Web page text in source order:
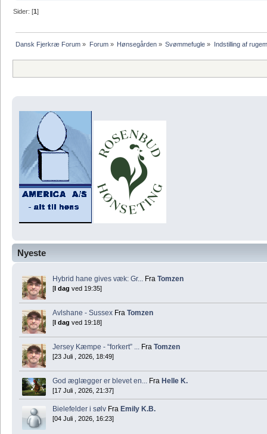
Nyeste
Hybrid hane gives væk: Gr... Fra Tomzen
[ I dag ved 19:35]
Avlshane - Sussex Fra Tomzen
[ I dag ved 19:18]
Jersey Kæmpe - “forkert” ... Fra Tomzen
[23 Juli , 2026, 18:49]
God æglægger er blevet en... Fra Helle K.
[17 Juli , 2026, 21:37]
Bielefelder i sølv Fra Emily K.B.
[04 Juli , 2026, 16:23]
Sider: [1]
Dansk Fjerkræ Forum » Forum» Hønsegården» Svømmefugle » Indstilling af